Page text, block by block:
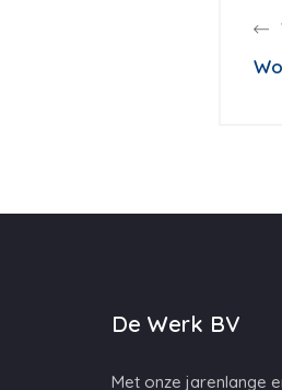
De Werk BV
Met onze jarenlange